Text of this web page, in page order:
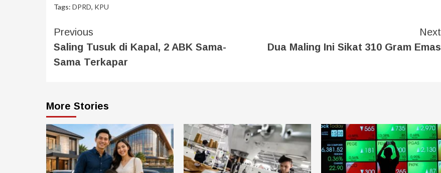
Tags: DPRD, KPU
Previous
Saling Tusuk di Kapal, 2 ABK Sama-
Sama Terkapar
Next
Dua Maling Ini Sikat 310 Gram Emas
More Stories